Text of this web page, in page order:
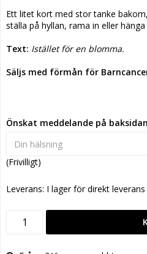
Ett litet kort med stor tanke
ställa på hyllan, rama in eller hänga
Text: Istället för en blomma.
Säljs med förmån för
Önskat meddelande på baksidan
(Frivilligt)
Leverans: I lager för direkt leverans